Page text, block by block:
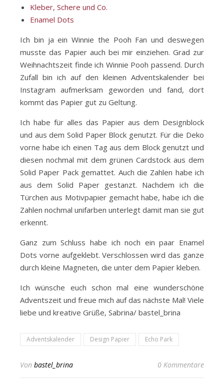
Kleber, Schere und Co.
Enamel Dots
Ich bin ja ein Winnie the Pooh Fan und deswegen
musste das Papier auch bei mir einziehen. Grad zur
Weihnachtszeit finde ich Winnie Pooh passend. Durch
Zufall bin ich auf den kleinen Adventskalender bei
Instagram aufmerksam geworden und fand, dort
kommt das Papier gut zu Geltung.
Ich habe für alles das Papier aus dem Designblock
und aus dem Solid Paper Block genutzt. Für die Deko
vorne habe ich einen Tag aus dem Block genutzt und
diesen nochmal mit dem grünen Cardstock aus dem
Solid Paper Pack gemattet. Auch die Zahlen habe ich
aus dem Solid Paper gestanzt. Nachdem ich die
Türchen aus Motivpapier gemacht habe, habe ich die
Zahlen nochmal unifarben unterlegt damit man sie gut
erkennt.
Ganz zum Schluss habe ich noch ein paar Enamel
Dots vorne aufgeklebt. Verschlossen wird das ganze
durch kleine Magneten, die unter dem Papier kleben.
Ich wünsche euch schon mal eine wunderschöne
Adventszeit und freue mich auf das nächste Mal! Viele
liebe und kreative Grüße, Sabrina/ bastel_brina
Adventskalender Design Papier Echo Park
Von bastel_brina 0 Kommentare